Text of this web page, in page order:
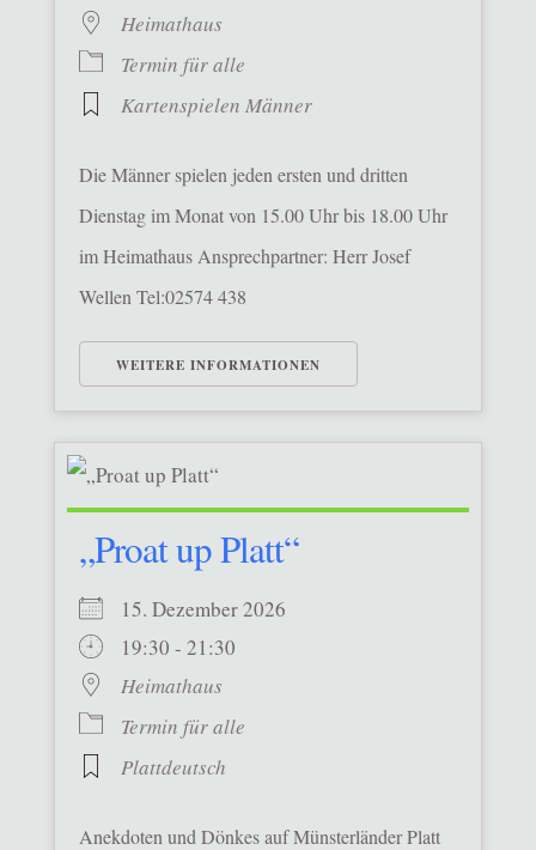
Heimathaus
Termin für alle
Kartenspielen Männer
Die Männer spielen jeden ersten und dritten
Dienstag im Monat von 15.00 Uhr bis 18.00 Uhr
im Heimathaus Ansprechpartner: Herr Josef
Wellen Tel:02574 438
WEITERE INFORMATIONEN
„Proat up Platt“
15. Dezember 2026
19:30 - 21:30
Heimathaus
Termin für alle
Plattdeutsch
Anekdoten und Dönkes auf Münsterländer Platt